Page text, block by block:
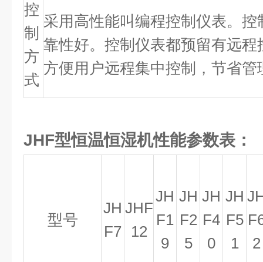
控
制
方
式
采用高性能叫编程控制仪表。控
靠性好。控制仪表都预留有远程
方便用户远程集中控制，节省管
JHF型恒温恒湿机性能参数表：
型号
JH
F7
JHF
12
JH
F1
9
JH
F2
5
JH
F4
0
JH
F5
1
2